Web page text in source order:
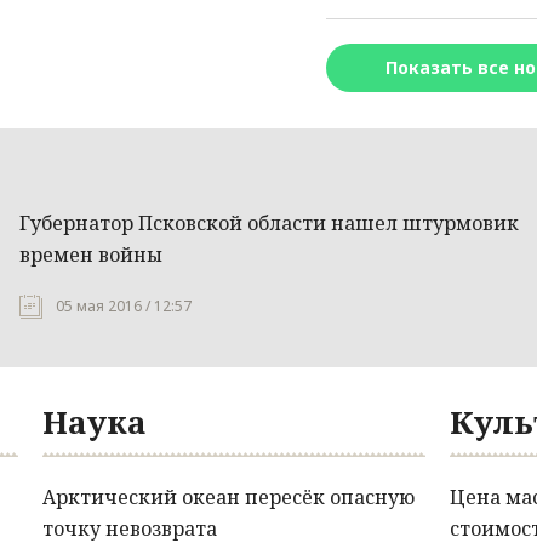
Показать все
Губернатор Псковской области нашел штурмовик
времен войны
05 мая 2016 / 12:57
Наука
Арктический океан пересёк опасную
точку невозврата
Цена